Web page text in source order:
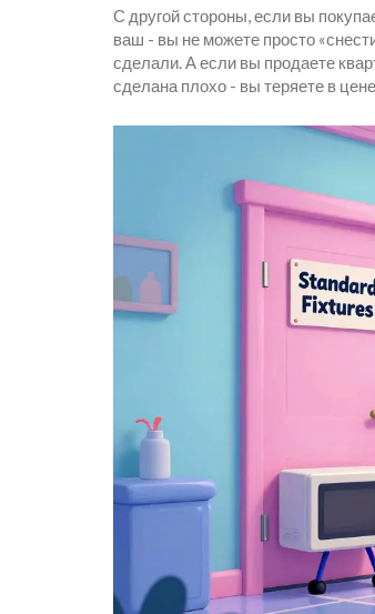
С другой стороны, если вы
ваш - вы не можете просто
сделали. А если вы продаете
сделана плохо - вы теряете в